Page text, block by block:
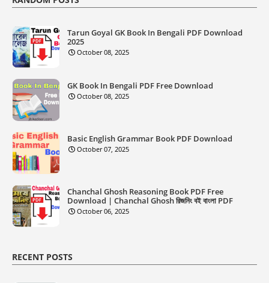
Tarun Goyal GK Book In Bengali PDF Download
2025
October 08, 2025
GK Book In Bengali PDF Free Download
October 08, 2025
Basic English Grammar Book PDF Download
October 07, 2025
Chanchal Ghosh Reasoning Book PDF Free
Download | Chanchal Ghosh রিজনিং বই বাংলা PDF
October 06, 2025
RECENT POSTS